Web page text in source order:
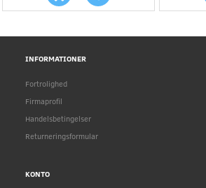
INFORMATIONER
Fortrolighed
Firmaprofil
Handelsbetingelser
Returneringsformular
KONTO